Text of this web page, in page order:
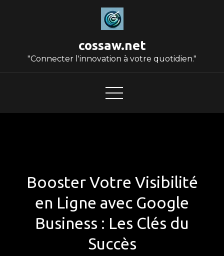
cossaw.net
"Connecter l'innovation à votre quotidien."
Booster Votre Visibilité
en Ligne avec Google
Business : Les Clés du
Succès